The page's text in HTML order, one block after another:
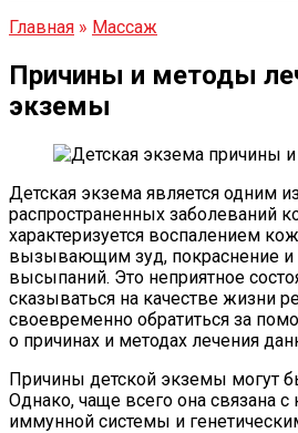
Главная » Массаж
Причины и методы
экземы
Детская экзема является одним
распространенных заболеваний
характеризуется воспалением
вызывающим зуд, покраснение и
высыпаний. Это неприятное
сказываться на качестве жизни
своевременно обратиться за
о причинах и методах лечения
Причины детской экземы могут
Однако, чаще всего она связана
иммунной системы и